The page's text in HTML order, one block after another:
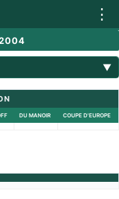
⋮
▼
DU MANOIR COUPE D'EUROPE